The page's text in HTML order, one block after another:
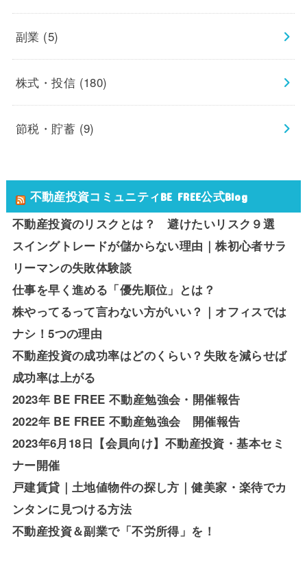
副業 (5)
株式・投信 (180)
節税・貯蓄 (9)
不動産投資コミュニティBE FREE公式Blog
不動産投資のリスクとは？ 避けたいリスク９選
スイングトレードが儲からない理由｜株初心者サラ
リーマンの失敗体験談
仕事を早く進める「優先順位」とは？
株やってるって言わない方がいい？｜オフィスでは
ナシ！5つの理由
不動産投資の成功率はどのくらい？失敗を減らせば
成功率は上がる
2023年 BE FREE 不動産勉強会・開催報告
2022年 BE FREE 不動産勉強会 開催報告
2023年6月18日【会員向け】不動産投資・基本セミ
ナー開催
戸建賃貸｜土地値物件の探し方｜健美家・楽待でカ
ンタンに見つける方法
不動産投資＆副業で「不労所得」を！